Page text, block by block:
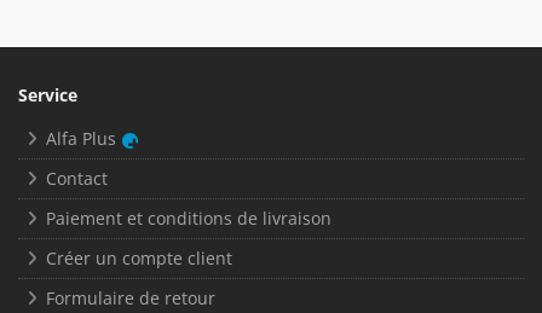
Service
Alfa Plus
Contact
Paiement et conditions de livraison
Créer un compte client
Formulaire de retour